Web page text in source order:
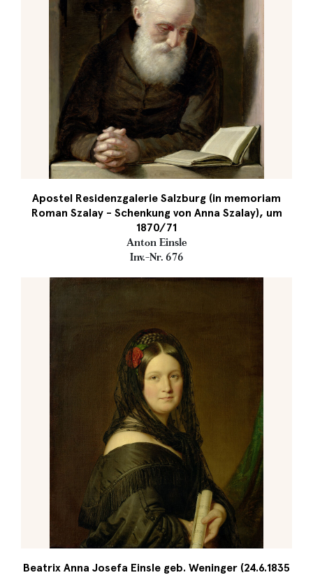
Apostel Residenzgalerie Salzburg (in memoriam
Roman Szalay - Schenkung von Anna Szalay), um
1870/71
Anton Einsle
Inv.-Nr. 676
Beatrix Anna Josefa Einsle geb. Weninger (24.6.1835